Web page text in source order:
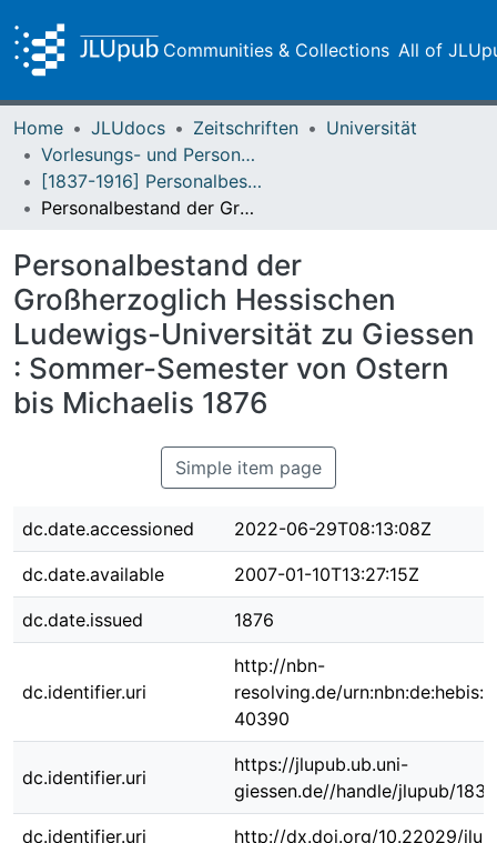
Communities & Collections All of
Home JLUdocs Zeitschriften
Universität
Vorlesungs- und Personalverzeichnis / Justus-Liebig-Universität Gießen
[1837-1916] Personalbestand / Verzeichnis der Studirenden der Großherzoglich Hessischen Ludwigs-Universität zu Giessen
Personalbestand der Großherzoglich Hessischen Ludewigs-Universität zu Giessen : Sommer-Semester von Ostern bis Michaelis 1876
Personalbestand der
Großherzoglich Hessischen
Ludewigs-Universität zu Giessen
: Sommer-Semester von Ostern
bis Michaelis 1876
Simple item page
dc.date.accessioned 2022-06-29T08:13:08Z
dc.date.available 2007-01-10T13:27:15Z
dc.date.issued 1876
dc.identifier.uri
http://nbn-
resolving.de/
40390
dc.identifier.uri
https://jlupub.ub.uni-
giessen.de//handle/jlupub/1834
dc.identifier.uri http://dx.doi.org/10.22029/